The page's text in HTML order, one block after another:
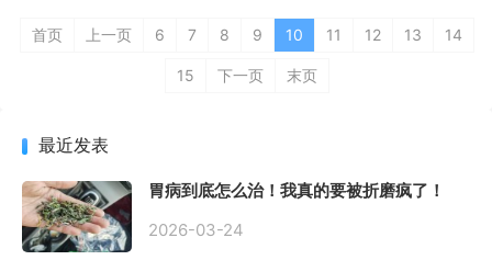
首页 上一页 6 7 8 9 10 11 12 13 14
15 下一页 末页
最近发表
胃病到底怎么治！我真的要被折磨疯了！
2026-03-24